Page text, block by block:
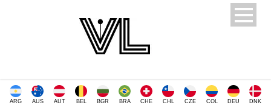
ARG AUS AUT BEL BGR BRA CHE CHL CZE COL DEU DNK